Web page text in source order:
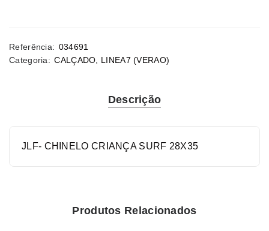
Referência: 034691
Categoria: CALÇADO LINEA7 (VERAO)
Descrição
JLF- CHINELO CRIANÇA SURF 28X35
Produtos Relacionados